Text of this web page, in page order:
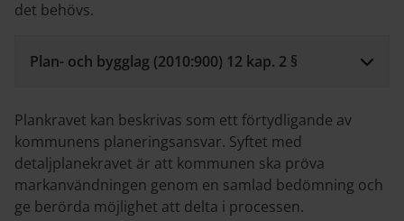
det behövs.
Plan- och bygglag (2010:900) 12 kap. 2 §
Plankravet kan beskrivas som ett förtydligande av
kommunens planeringsansvar. Syftet med
detaljplanekravet är att kommunen ska pröva
markanvändningen genom en samlad bedömning och
ge berörda möjlighet att delta i processen.